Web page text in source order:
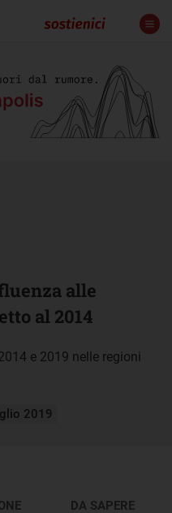
alle
al 2014
e 2019 nelle regioni
2019
DA SAPERE